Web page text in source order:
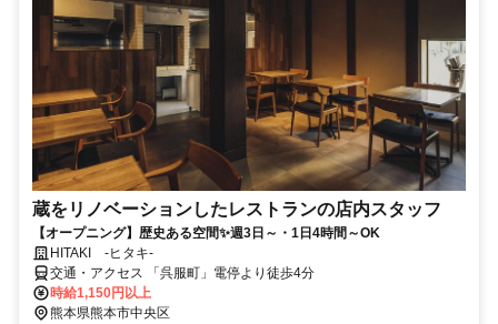
蔵をリノベーションしたレストランの店内スタッフ
【オープニング】歴史ある空間✨週3日～・1日4時間～OK
HITAKI -ヒタキ-
交通・アクセス 「呉服町」電停より徒歩4分
時給1,150円以上
熊本県熊本市中央区